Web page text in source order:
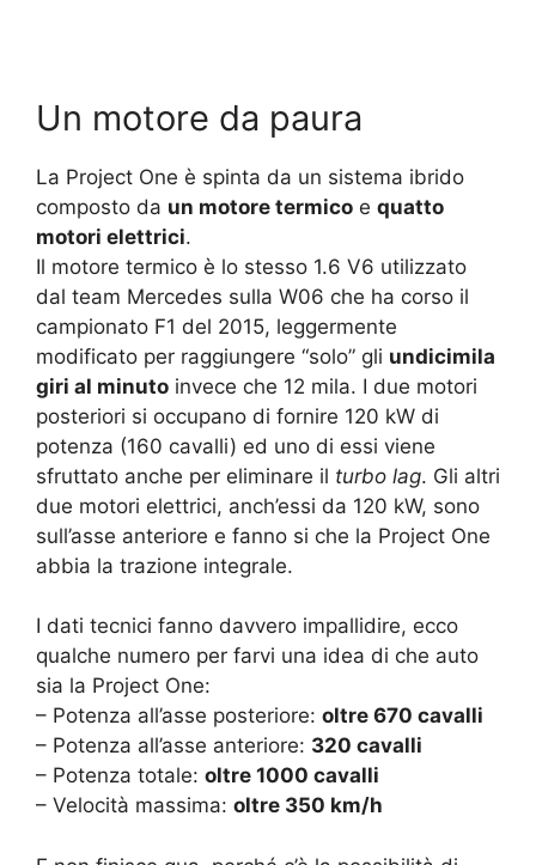
Un motore da paura
La Project One è spinta da un sistema ibrido
composto da un motore termico e quatto
motori elettrici.
Il motore termico è lo stesso 1.6 V6 utilizzato
dal team Mercedes sulla W06 che ha corso il
campionato F1 del 2015, leggermente
modificato per raggiungere “solo” gli undicimila
giri al minuto invece che 12 mila. I due motori
posteriori si occupano di fornire 120 kW di
potenza (160 cavalli) ed uno di essi viene
sfruttato anche per eliminare il turbo lag. Gli altri
due motori elettrici, anch’essi da 120 kW, sono
sull’asse anteriore e fanno si che la Project One
abbia la trazione integrale.
I dati tecnici fanno davvero impallidire, ecco
qualche numero per farvi una idea di che auto
sia la Project One:
– Potenza all’asse posteriore: oltre 670 cavalli
– Potenza all’asse anteriore: 320 cavalli
– Potenza totale: oltre 1000 cavalli
– Velocità massima: oltre 350 km/h